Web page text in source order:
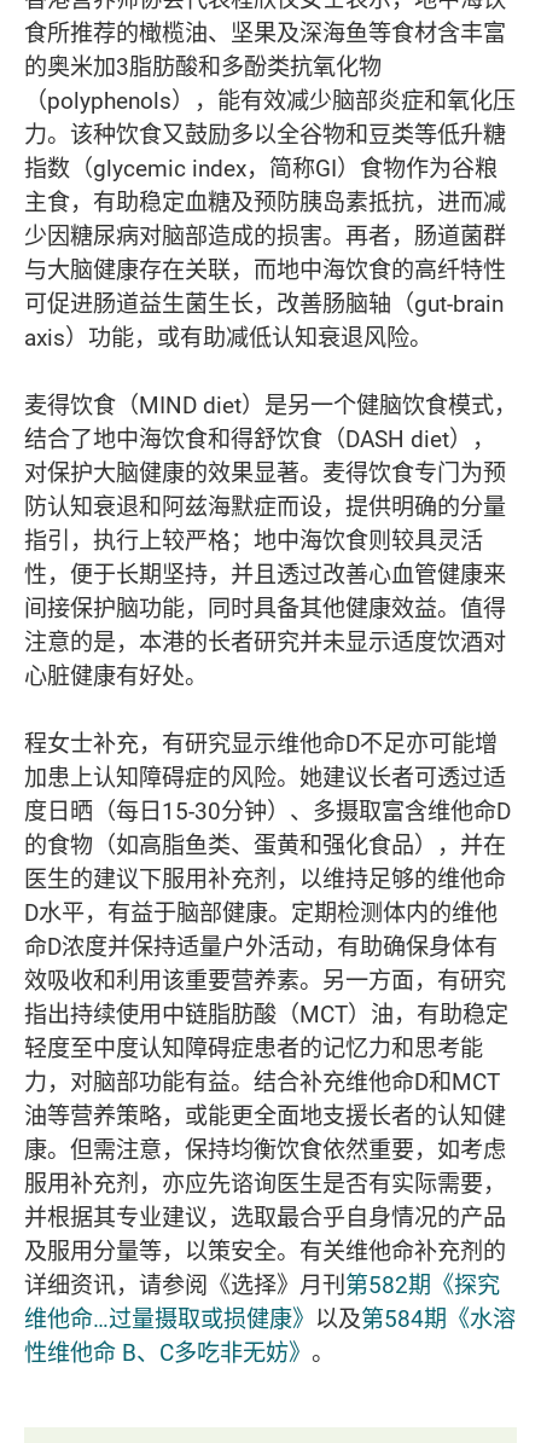
食所推荐的橄榄油、坚果及深海鱼等食材含丰富
的奥米加3脂肪酸和多酚类抗氧化物
（polyphenols），能有效减少脑部炎症和氧化压
力。该种饮食又鼓励多以全谷物和豆类等低升糖
指数（glycemic index，简称GI）食物作为谷粮
主食，有助稳定血糖及预防胰岛素抵抗，进而减
少因糖尿病对脑部造成的损害。再者，肠道菌群
与大脑健康存在关联，而地中海饮食的高纤特性
可促进肠道益生菌生长，改善肠脑轴（gut-brain
axis）功能，或有助减低认知衰退风险。
麦得饮食（MIND diet）是另一个健脑饮食模式，
结合了地中海饮食和得舒饮食（DASH diet），
对保护大脑健康的效果显著。麦得饮食专门为预
防认知衰退和阿兹海默症而设，提供明确的分量
指引，执行上较严格；地中海饮食则较具灵活
性，便于长期坚持，并且透过改善心血管健康来
间接保护脑功能，同时具备其他健康效益。值得
注意的是，本港的长者研究并未显示适度饮酒对
心脏健康有好处。
程女士补充，有研究显示维他命D不足亦可能增
加患上认知障碍症的风险。她建议长者可透过适
度日晒（每日15-30分钟）、多摄取富含维他命D
的食物（如高脂鱼类、蛋黄和强化食品），并在
医生的建议下服用补充剂，以维持足够的维他命
D水平，有益于脑部健康。定期检测体内的维他
命D浓度并保持适量户外活动，有助确保身体有
效吸收和利用该重要营养素。另一方面，有研究
指出持续使用中链脂肪酸（MCT）油，有助稳定
轻度至中度认知障碍症患者的记忆力和思考能
力，对脑部功能有益。结合补充维他命D和MCT
油等营养策略，或能更全面地支援长者的认知健
康。但需注意，保持均衡饮食依然重要，如考虑
服用补充剂，亦应先谘询医生是否有实际需要，
并根据其专业建议，选取最合乎自身情况的产品
及服用分量等，以策安全。有关维他命补充剂的
详细资讯，请参阅《选择》月刊第582期《探究
维他命…过量摄取或损健康》 以及第584期《水溶
性维他命 B、C多吃非无妨》 。